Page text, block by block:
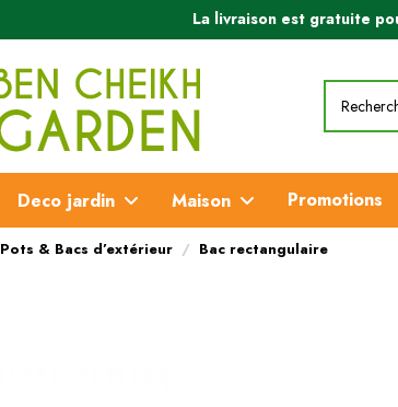
La livraison est gratuite
Deco jardin Maison Promotions
Pots & Bacs d’extérieur Bac rectangulaire